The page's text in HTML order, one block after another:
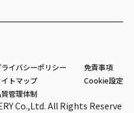
ライバシーポリシー
免責事項
トマップ
Cookie設定
管理体制
Co.,Ltd. All Rights Reserve